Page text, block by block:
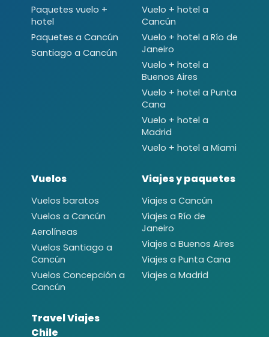
Paquetes vuelo +
hotel
Paquetes a Cancún
Santiago a Cancún
Vuelo + hotel a
Cancún
Vuelo + hotel a Río de
Janeiro
Vuelo + hotel a
Buenos Aires
Vuelo + hotel a Punta
Cana
Vuelo + hotel a
Madrid
Vuelo + hotel a Miami
Vuelos
Vuelos baratos
Vuelos a Cancún
Aerolíneas
Vuelos Santiago a
Cancún
Vuelos Concepción a
Cancún
Viajes y paquetes
Viajes a Cancún
Viajes a Río de
Janeiro
Viajes a Buenos Aires
Viajes a Punta Cana
Viajes a Madrid
Travel Viajes
Chile